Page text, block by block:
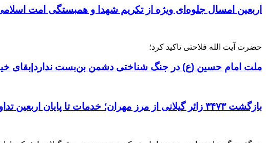
اربعین امسال جلوه‌ای ویژه از تکریم شهدا و همبستگی امت
حضرت آیت الله فلاحتی تاکید کرد؛
ملت امام حسین (ع) در جنگ شناختی دشمن بن‌بست ندارد|بقای
بازگشت ۳۴۷۳ زائر گیلانی از مرز مهران؛ خدمات تا پایان اربعین تداوم دارد؛